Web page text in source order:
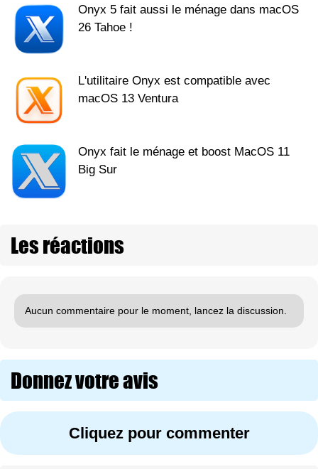
Onyx 5 fait aussi le ménage dans macOS
26 Tahoe !
L'utilitaire Onyx est compatible avec
macOS 13 Ventura
Onyx fait le ménage et boost MacOS 11
Big Sur
Les réactions
Aucun commentaire pour le moment, lancez la discussion.
Donnez votre avis
Cliquez pour commenter